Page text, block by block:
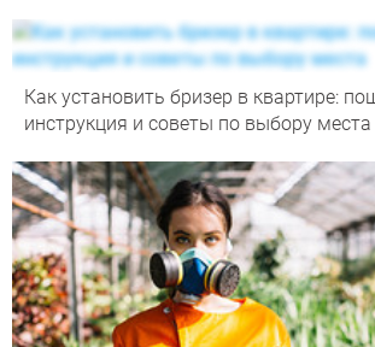
Как установить бризер в квартире:
инструкция и советы по выбору места